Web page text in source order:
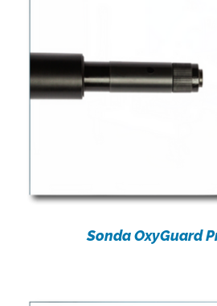
Sonda OxyGuard